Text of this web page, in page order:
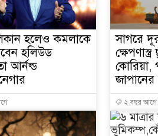
হলেও কমলাকে
হলিউড
আর্নল্ড
সাগরে
কোরিয়া,
২ বছর আগে